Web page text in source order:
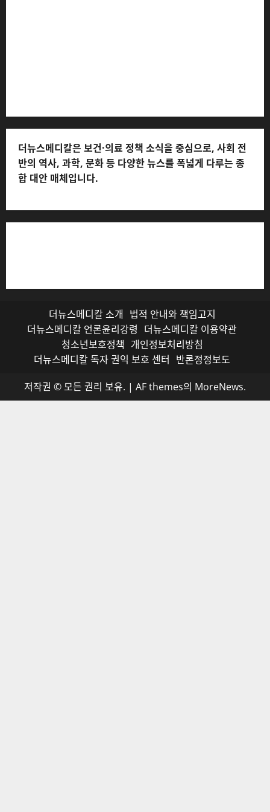
더뉴스메디칼은 보건·의료 정책 소식을 중심으로, 사회 전
반의 역사, 과학, 문화 등 다양한 뉴스를 폭넓게 다루는 종
합 대안 매체입니다.
더뉴스메디칼 소개 법적 안내와 책임고지
더뉴스메디칼 언론윤리강령 더뉴스메디칼 이용약관
청소년보호정책 개인정보처리방침
더뉴스메디칼 독자 권익 보호 센터 반론정정보도
저작권 © 모든 권리 보유. | AF themes의 MoreNews.